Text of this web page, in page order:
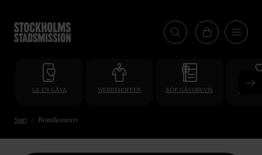
till
huvudinnehåll
GE EN GÅVA WEBBSHOPPEN KÖP GÅVOBEVIS
Start Brandkontoret